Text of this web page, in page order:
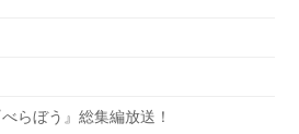
らぼう』総集編放送！